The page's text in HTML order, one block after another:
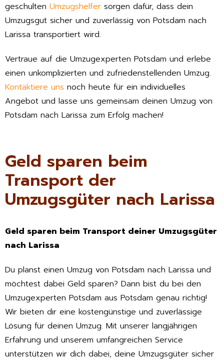
geschulten Umzugshelfer sorgen dafür, dass dein
Umzugsgut sicher und zuverlässig von Potsdam nach
Larissa transportiert wird.
Vertraue auf die Umzugexperten Potsdam und erlebe
einen unkomplizierten und zufriedenstellenden Umzug.
Kontaktiere uns noch heute für ein individuelles
Angebot und lasse uns gemeinsam deinen Umzug von
Potsdam nach Larissa zum Erfolg machen!
Geld sparen beim
Transport der
Umzugsgüter nach Larissa
Geld sparen beim Transport deiner Umzugsgüter
nach Larissa
Du planst einen Umzug von Potsdam nach Larissa und
möchtest dabei Geld sparen? Dann bist du bei den
Umzugexperten Potsdam aus Potsdam genau richtig!
Wir bieten dir eine kostengünstige und zuverlässige
Lösung für deinen Umzug. Mit unserer langjährigen
Erfahrung und unserem umfangreichen Service
unterstützen wir dich dabei, deine Umzugsgüter sicher